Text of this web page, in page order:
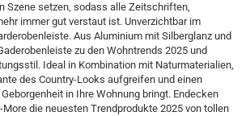
Szene setzen, sodass alle Zeitschriften,
immer gut verstaut ist. Unverzichtbar im
Aus Aluminium mit Silberglanz und
zu den Wohntrends 2025 und
Ideal in Kombination mit Naturmaterialien,
des Country-Looks aufgreifen und einen
in Ihre Wohnung bringt. Endecken
die neuesten Trendprodukte 2025 von tollen